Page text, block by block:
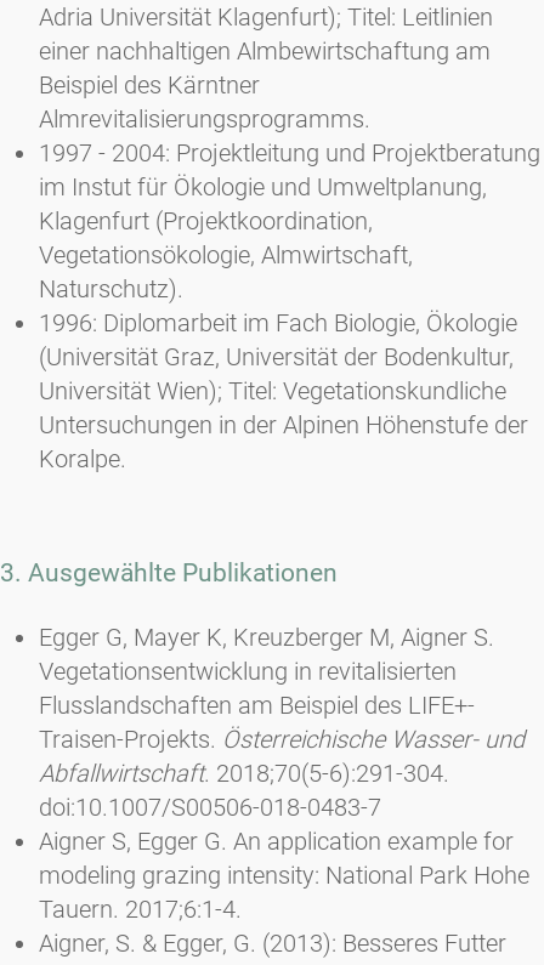
Adria Universität Klagenfurt); Titel: Leitlinien
einer nachhaltigen Almbewirtschaftung am
Beispiel des Kärntner
Almrevitalisierungsprogramms.
1997 - 2004: Projektleitung und Projektberatung
im Instut für Ökologie und Umweltplanung,
Klagenfurt (Projektkoordination,
Vegetationsökologie, Almwirtschaft,
Naturschutz).
1996: Diplomarbeit im Fach Biologie, Ökologie
(Universität Graz, Universität der Bodenkultur,
Universität Wien); Titel: Vegetationskundliche
Untersuchungen in der Alpinen Höhenstufe der
Koralpe.
3. Ausgewählte Publikationen
Egger G, Mayer K, Kreuzberger M, Aigner S.
Vegetationsentwicklung in revitalisierten
Flusslandschaften am Beispiel des LIFE+-
Traisen-Projekts. Österreichische Wasser- und
Abfallwirtschaft. 2018;70(5-6):291-304.
doi:10.1007/S00506-018-0483-7
Aigner S, Egger G. An application example for
modeling grazing intensity: National Park Hohe
Tauern. 2017;6:1-4.
Aigner, S. & Egger, G. (2013): Besseres Futter